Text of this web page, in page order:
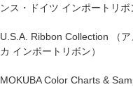
ンス・ドイツ インポートリボ
U.S.A. Ribbon Collection （ア
カ インポートリボン）
MOKUBA Color Charts &